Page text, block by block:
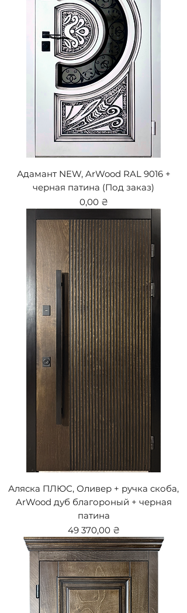
Адамант NEW, ArWood RAL 9016 +
черная патина (Под заказ)
Цена
0,00 ₴
Аляска ПЛЮС, Оливер + ручка скоба,
ArWood дуб благороный + черная
патина
Цена
49 370,00 ₴